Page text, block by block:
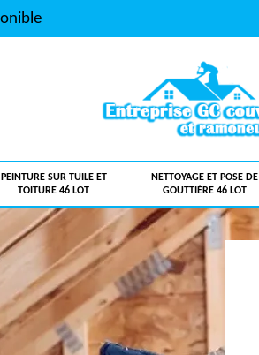
PEINTURE SUR TUILE ET
TOITURE 46 LOT
NETTOYAGE ET POSE DE
GOUTTIÈRE 46 LOT